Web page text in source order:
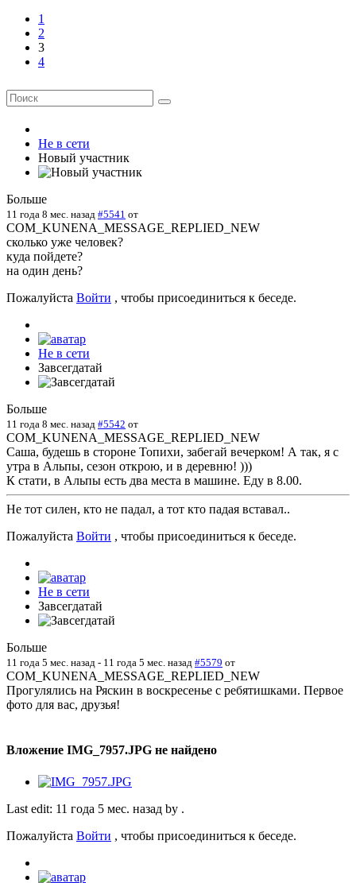
1
2
3
4
Не в сети
Новый участник
Больше
11 года 8 мес. назад #5541 от
COM_KUNENA_MESSAGE_REPLIED_NEW
сколько уже человек?
куда пойдете?
на один день?
Пожалуйста Войти , чтобы присоединиться к беседе.
Не в сети
Завсегдатай
Больше
11 года 8 мес. назад #5542 от
COM_KUNENA_MESSAGE_REPLIED_NEW
Саша, будешь в стороне Топихи, забегай вечерком! А так, я с
утра в Альпы, сезон открою, и в деревню! )))
К стати, в Альпы есть два места в машине. Еду в 8.00.
Не тот силен, кто не падал, а тот кто падая вставал..
Пожалуйста Войти , чтобы присоединиться к беседе.
Не в сети
Завсегдатай
Больше
11 года 5 мес. назад - 11 года 5 мес. назад #5579 от
COM_KUNENA_MESSAGE_REPLIED_NEW
Прогулялись на Ряскин в воскресенье с ребятишками. Первое
фото для вас, друзья!
Вложение IMG_7957.JPG не найдено
Last edit: 11 года 5 мес. назад by .
Пожалуйста Войти , чтобы присоединиться к беседе.